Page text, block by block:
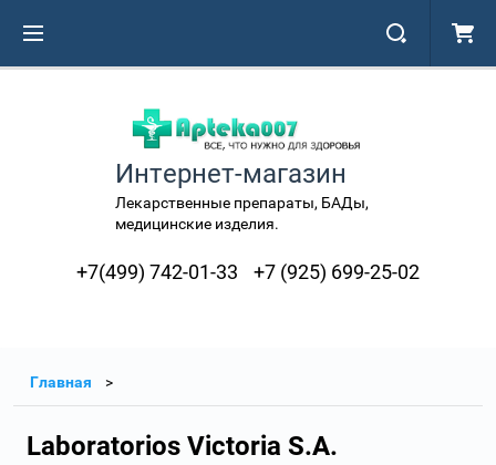
Интернет-магазин
Лекарственные препараты, БАДы,
медицинские изделия.
+7(499) 742-01-33 +7 (925) 699-25-02
Главная
Laboratorios Victoria S.A.